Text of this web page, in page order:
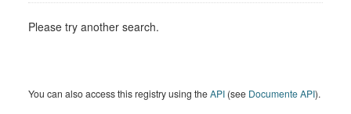
Please try another search.
You can also access this registry using theAPI (see Documente API).